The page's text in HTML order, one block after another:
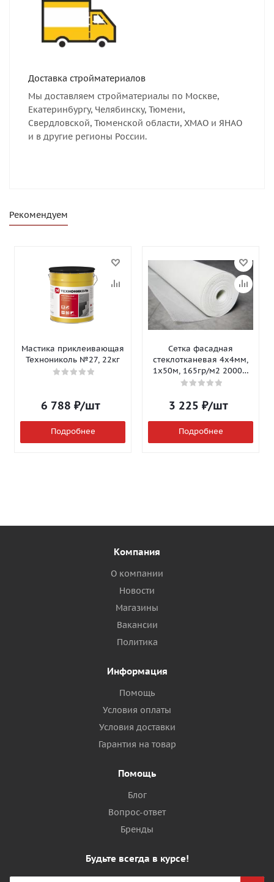
Доставка стройматериалов
Мы доставляем стройматериалы по Москве,
Екатеринбургу, Челябинску, Тюмени,
Свердловской, Тюменской области, ХМАО и ЯНАО
и в другие регионы России.
Рекомендуем
Мастика приклеивающая
Технониколь №27, 22кг
6 788 ₽/шт
Подробнее
Сетка фасадная
стеклотканевая 4х4мм,
1х50м, 165гр/м2 2000Н
Isomax-165
3 225 ₽/шт
Подробнее
Компания
О компании
Новости
Магазины
Вакансии
Политика
Информация
Помощь
Условия оплаты
Условия доставки
Гарантия на товар
Помощь
Блог
Вопрос-ответ
Бренды
Будьте всегда в курсе!